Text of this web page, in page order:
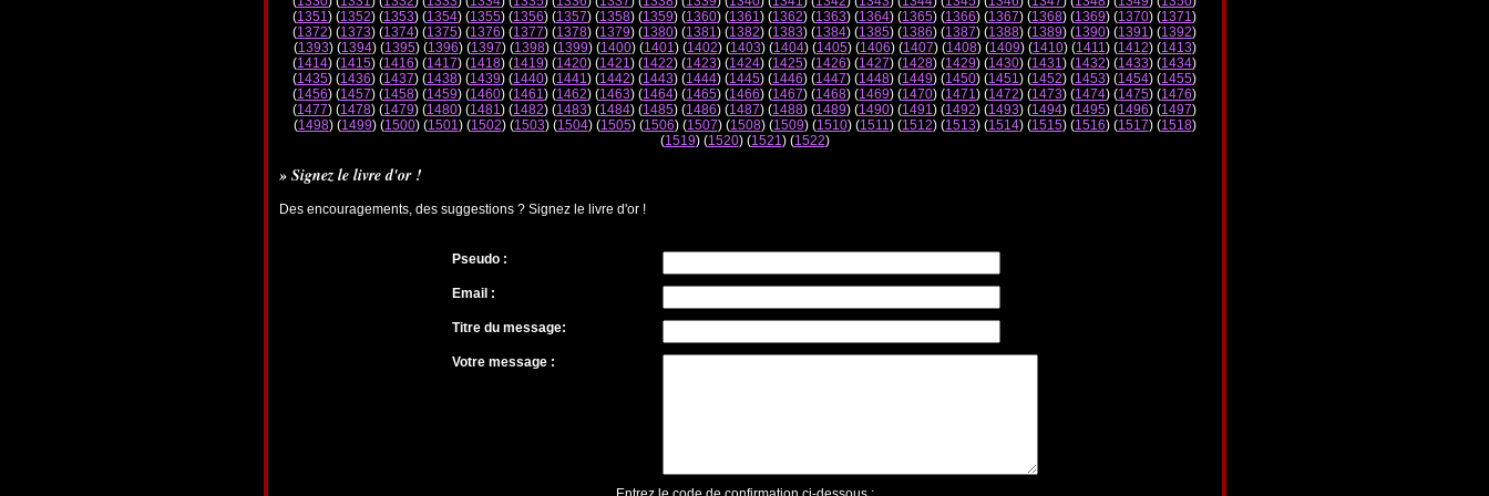
(1351) (1352) (1353) (1354) (1355) (1356) (1357) (1358) (1359) (1360) (1361) (1362) (1363) (1364) (1365) (1366) (1367) (1368) (1369) (1370) (1371)
(1372) (1373) (1374) (1375) (1376) (1377) (1378) (1379) (1380) (1381) (1382) (1383) (1384) (1385) (1386) (1387) (1388) (1389) (1390) (1391) (1392)
(1393) (1394) (1395) (1396) (1397) (1398) (1399) (1400) (1401) (1402) (1403) (1404) (1405) (1406) (1407) (1408) (1409) (1410) (1411) (1412) (1413)
(1414) (1415) (1416) (1417) (1418) (1419) (1420) (1421) (1422) (1423) (1424) (1425) (1426) (1427) (1428) (1429) (1430) (1431) (1432) (1433) (1434)
(1435) (1436) (1437) (1438) (1439) (1440) (1441) (1442) (1443) (1444) (1445) (1446) (1447) (1448) (1449) (1450) (1451) (1452) (1453) (1454) (1455)
(1456) (1457) (1458) (1459) (1460) (1461) (1462) (1463) (1464) (1465) (1466) (1467) (1468) (1469) (1470) (1471) (1472) (1473) (1474) (1475) (1476)
(1477) (1478) (1479) (1480) (1481) (1482) (1483) (1484) (1485) (1486) (1487) (1488) (1489) (1490) (1491) (1492) (1493) (1494) (1495) (1496) (1497)
(1498) (1499) (1500) (1501) (1502) (1503) (1504) (1505) (1506) (1507) (1508) (1509) (1510) (1511) (1512) (1513) (1514) (1515) (1516) (1517) (1518)
(1519) (1520) (1521) (1522)
» Signez le livre d'or !
Des encouragements, des suggestions ? Signez le livre d'or !
Pseudo :
Email :
Titre du message:
Votre message :